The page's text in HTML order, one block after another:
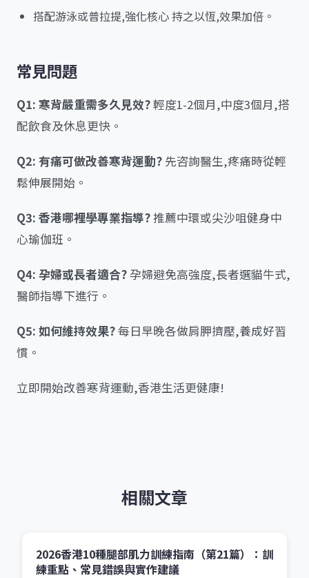
搭配游泳或普拉提,強化核心 持之以恆,效果加倍。
常見問題
Q1: 寒背嚴重需多久見效?輕度1-2個月,中度3個月,搭
配飲食及休息更快。
Q2: 有痛可做改善寒背運動? 先咨詢醫生,疼痛時從輕
鬆伸展開始。
Q3: 香港哪裡學專業指導?推薦中環或尖沙咀健身中
心瑜伽班。
Q4: 孕婦或長者適合?孕婦避免高強度,長者選貓牛式,
醫師指導下進行。
Q5: 如何維持效果?每日早晚各做肩胛擠壓,養成好習
慣。
立即開始改善寒背運動,香港生活更健康!
相關文章
2026香港10種腿部肌力訓練指南（第21篇）：訓
練重點、常見錯誤與實作建議